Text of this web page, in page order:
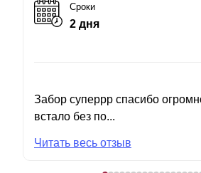
Сроки
2 дня
Забор суперрр спасибо
встало без по...
Читать весь отзыв